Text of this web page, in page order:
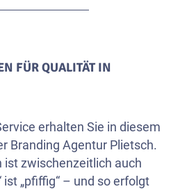
FÜR QUALITÄT IN
erhalten Sie in diesem
Branding Agentur Plietsch.
ist zwischenzeitlich auch
ist „pfiffig“ – und so erfolgt